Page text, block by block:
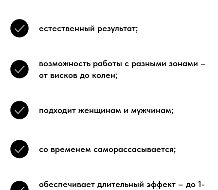
естественный результат;
возможность работы с разными зонами –
от висков до колен;
подходит женщинам и мужчинам;
со временем саморассасывается;
обеспечивает длительный эффект – до 1-